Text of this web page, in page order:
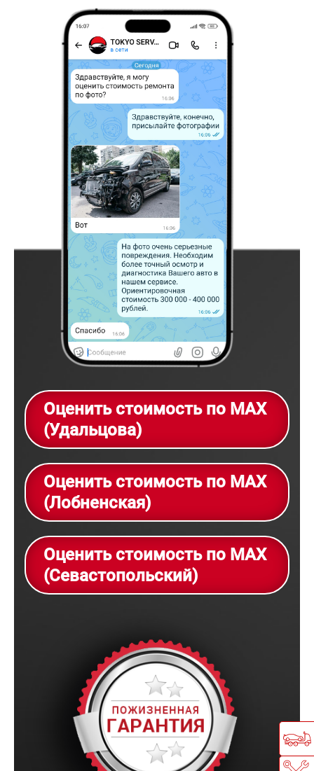
Оценить стоимость по MAX
(Удальцова)
Оценить стоимость по MAX
(Лобненская)
Оценить стоимость по MAX
(Севастопольский)